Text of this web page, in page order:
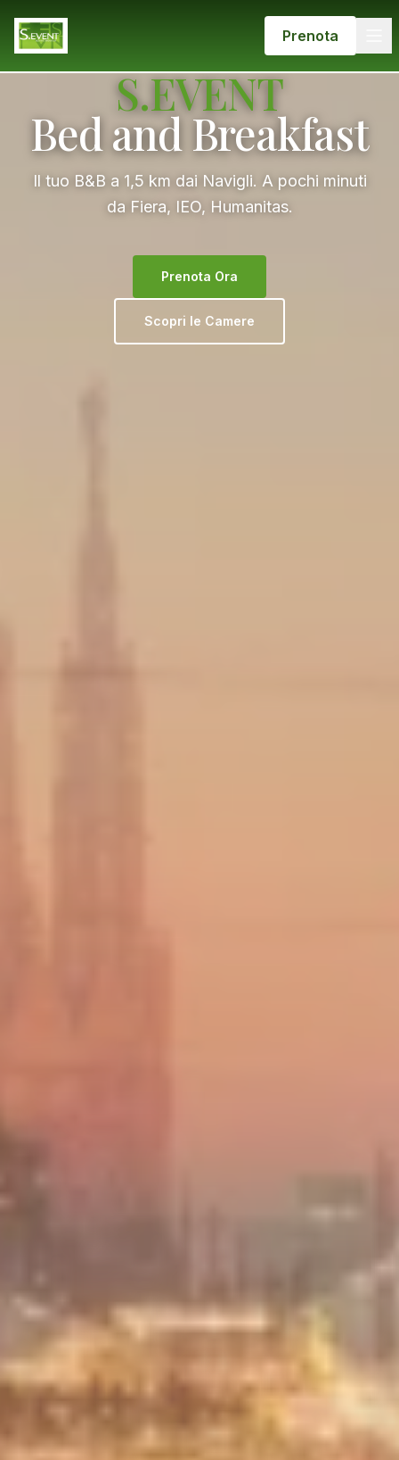
Prenota
S.EVENT
Bed and Breakfast
Il tuo B&B a 1,5 km dai Navigli. A pochi minuti
da Fiera, IEO, Humanitas.
Prenota Ora
Scopri le Camere